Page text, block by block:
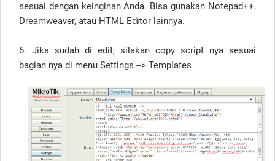
sesuai dengan keinginan Anda. Bisa gunakan Notepad++,
Dreamweaver, atau HTML Editor lainnya.
6. Jika sudah di edit, silakan copy script nya sesuai
bagian nya di menu Settings --> Templates